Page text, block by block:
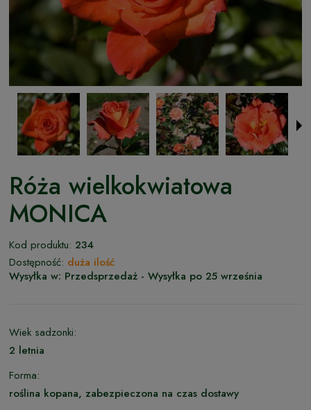
Róża wielkokwiatowa
MONICA
Kod produktu: 234
Dostępność: duża ilość
Wysyłka w: Przedsprzedaż - Wysyłka po 25 września
Wiek sadzonki:
2 letnia
Forma:
roślina kopana, zabezpieczona na czas dostawy